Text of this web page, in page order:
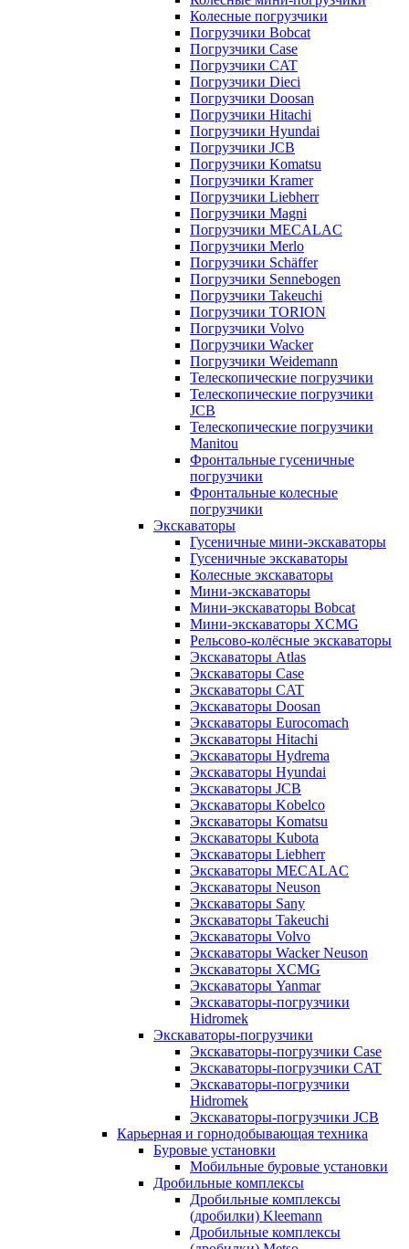
Колесные погрузчики
Погрузчики Bobcat
Погрузчики Case
Погрузчики CAT
Погрузчики Dieci
Погрузчики Doosan
Погрузчики Hitachi
Погрузчики Hyundai
Погрузчики JCB
Погрузчики Komatsu
Погрузчики Kramer
Погрузчики Liebherr
Погрузчики Magni
Погрузчики MECALAC
Погрузчики Merlo
Погрузчики Schäffer
Погрузчики Sennebogen
Погрузчики Takeuchi
Погрузчики TORION
Погрузчики Volvo
Погрузчики Wacker
Погрузчики Weidemann
Телескопические погрузчики
Телескопические погрузчики
JCB
Телескопические погрузчики
Manitou
Фронтальные гусеничные
погрузчики
Фронтальные колесные
погрузчики
Экскаваторы
Гусеничные мини-экскаваторы
Гусеничные экскаваторы
Колесные экскаваторы
Мини-экскаваторы
Мини-экскаваторы Bobcat
Мини-экскаваторы XCMG
Рельсово-колёсные экскаваторы
Экскаваторы Atlas
Экскаваторы Case
Экскаваторы CAT
Экскаваторы Doosan
Экскаваторы Eurocomach
Экскаваторы Hitachi
Экскаваторы Hydrema
Экскаваторы Hyundai
Экскаваторы JCB
Экскаваторы Kobelco
Экскаваторы Komatsu
Экскаваторы Kubota
Экскаваторы Liebherr
Экскаваторы MECALAC
Экскаваторы Neuson
Экскаваторы Sany
Экскаваторы Takeuchi
Экскаваторы Volvo
Экскаваторы Wacker Neuson
Экскаваторы XCMG
Экскаваторы Yanmar
Экскаваторы-погрузчики
Hidromek
Экскаваторы-погрузчики
Экскаваторы-погрузчики Case
Экскаваторы-погрузчики CAT
Экскаваторы-погрузчики
Hidromek
Экскаваторы-погрузчики JCB
Карьерная и горнодобывающая техника
Буровые установки
Мобильные буровые установки
Дробильные комплексы
Дробильные комплексы
(дробилки) Kleemann
Дробильные комплексы